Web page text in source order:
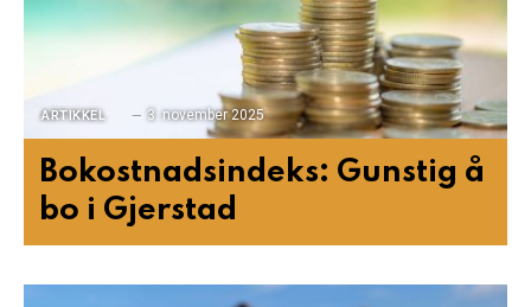
ARTIKKEL 3. november 2025
Bokostnadsindeks: Gunstig å
bo i Gjerstad